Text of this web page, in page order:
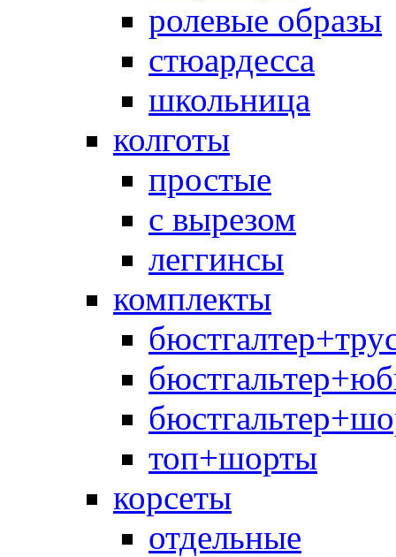
ролевые образы
стюардесса
школьница
колготы
простые
с вырезом
леггинсы
комплекты
топ+шорты
корсеты
отдельные